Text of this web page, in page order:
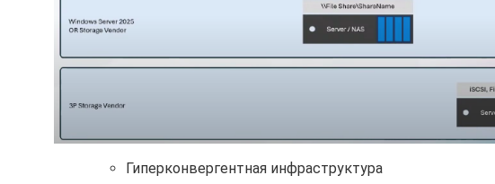
Гиперконвергентная инфраструктура